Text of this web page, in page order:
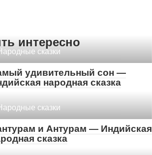
интересно
сказки
удивительный сон —
народная сказка
сказки
и Антурам — Индийская
сказка